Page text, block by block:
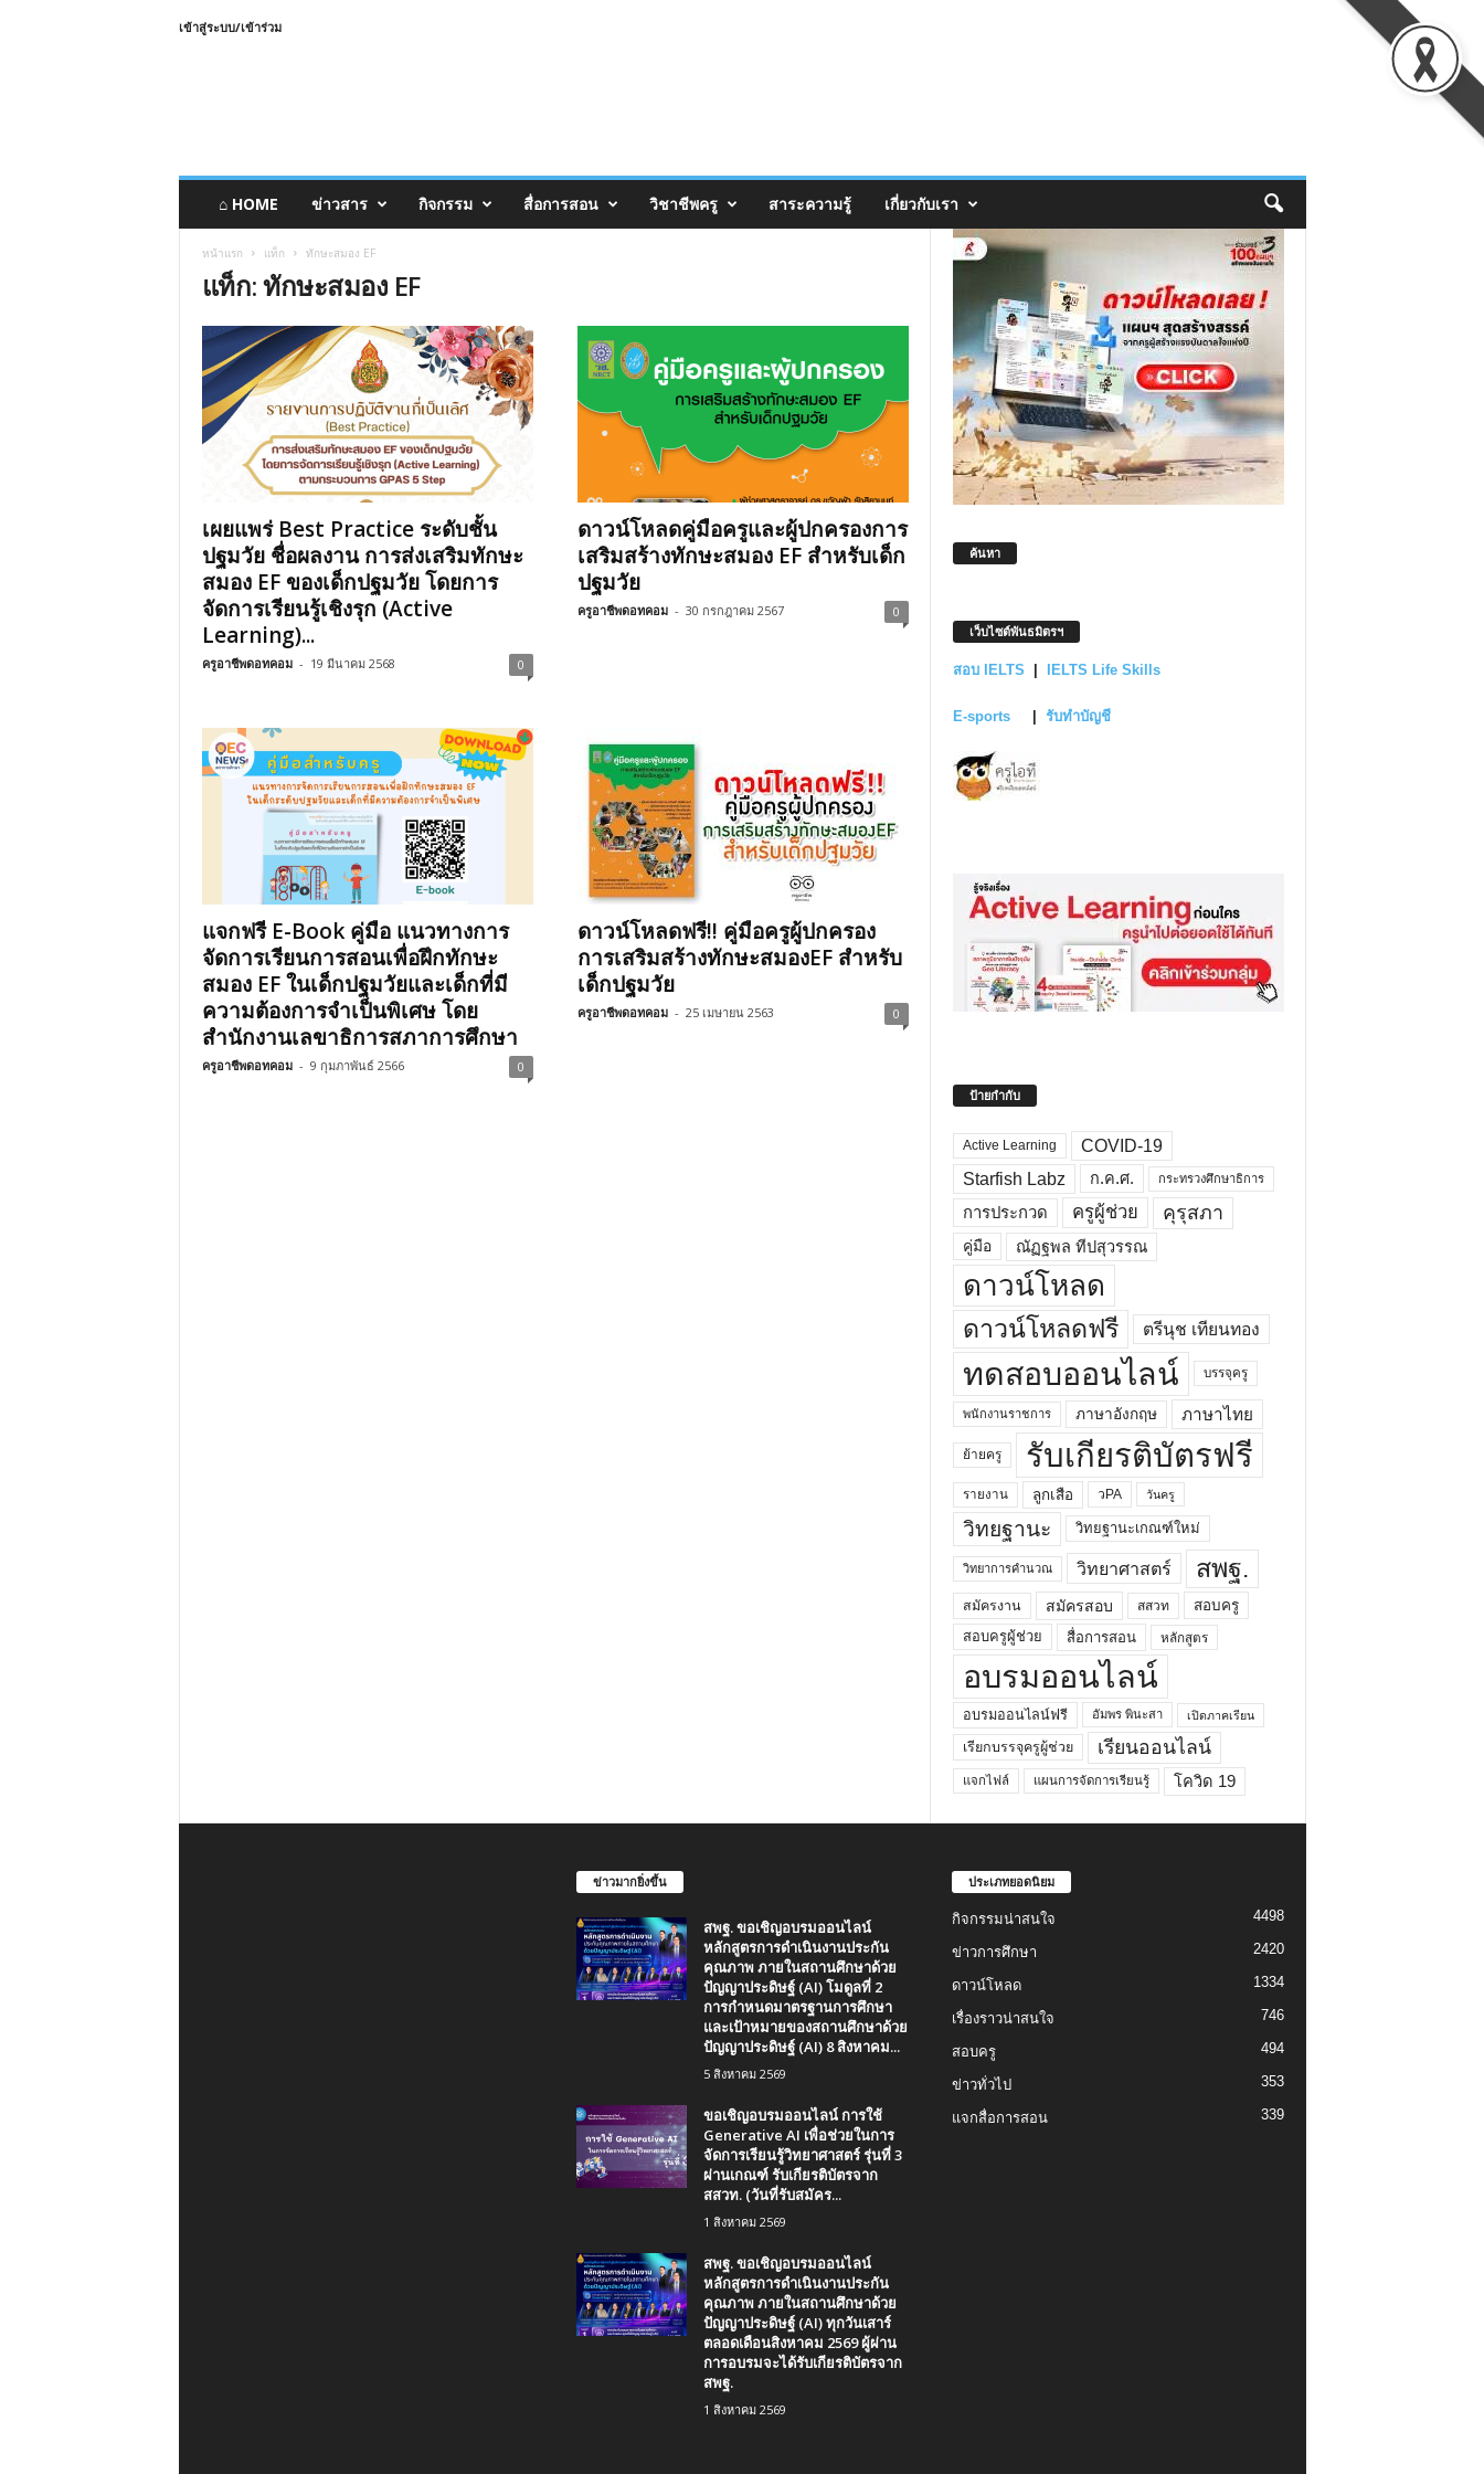
เข้าสู่ระบบ/เข้าร่วม
⌂ HOME ข่าวสาร กิจกรรม สื่อการสอน วิชาชีพครู สาระความรู้ เกี่ยวกับเรา
หน้าแรก แท็ก ทักษะสมอง EF
แท็ก: ทักษะสมอง EF
เผยแพร่ Best Practice ระดับชั้น
ปฐมวัย ชื่อผลงาน การส่งเสริมทักษะ
สมอง EF ของเด็กปฐมวัย โดยการ
จัดการเรียนรู้เชิงรุก (Active
Learning)...
ครูอาชีพดอทคอม - 19 มีนาคม 2568 0
ดาวน์โหลดคู่มือครูและผู้ปกครองการ
เสริมสร้างทักษะสมอง EF สำหรับเด็ก
ปฐมวัย
ครูอาชีพดอทคอม - 30 กรกฎาคม 2567 0
แจกฟรี E-Book คู่มือ แนวทางการ
จัดการเรียนการสอนเพื่อฝึกทักษะ
สมอง EF ในเด็กปฐมวัยและเด็กที่มี
ความต้องการจำเป็นพิเศษ โดย
สำนักงานเลขาธิการสภาการศึกษา
ครูอาชีพดอทคอม - 9 กุมภาพันธ์ 2566 0
ดาวน์โหลดฟรี!! คู่มือครูผู้ปกครอง
การเสริมสร้างทักษะสมองEF สำหรับ
เด็กปฐมวัย
ครูอาชีพดอทคอม - 25 เมษายน 2563 0
ค้นหา
เว็บไซต์พันธมิตรฯ
สอบ IELTS IELTS Life Skills
E-sports รับทำบัญชี
ป้ายกำกับ
Active Learning
COVID-19
Starfish Labz
ก.ค.ศ. กระทรวงศึกษาธิการ
การประกวด ครูผู้ช่วย คุรุสภา
คู่มือ ณัฏฐพล ทีปสุวรรณ
ดาวน์โหลด
ดาวน์โหลดฟรี ตรีนุช เทียนทอง
ทดสอบออนไลน์ บรรจุครู
พนักงานราชการ ภาษาอังกฤษ ภาษาไทย
ย้ายครู รับเกียรติบัตรฟรี
รายงาน ลูกเสือ วPA วันครู
วิทยฐานะ วิทยฐานะเกณฑ์ใหม่
วิทยาการคำนวณ วิทยาศาสตร์ สพฐ.
สมัครงาน สมัครสอบ สสวท
สอบครู
สอบครูผู้ช่วย
สื่อการสอน หลักสูตร
อบรมออนไลน์
อบรมออนไลน์ฟรี อัมพร พินะสา เปิดภาคเรียน
เรียกบรรจุครูผู้ช่วย เรียนออนไลน์
แจกไฟล์ แผนการจัดการเรียนรู้ โควิด 19
ข่าวมากยิ่งขึ้น
สพฐ. ขอเชิญอบรมออนไลน์
หลักสูตรการดำเนินงานประกัน
คุณภาพ ภายในสถานศึกษาด้วย
ปัญญาประดิษฐ์ (AI) โมดูลที่ 2
การกำหนดมาตรฐานการศึกษา
และเป้าหมายของสถานศึกษาด้วย
ปัญญาประดิษฐ์ (AI) 8 สิงหาคม...
5 สิงหาคม 2569
ขอเชิญอบรมออนไลน์ การใช้
Generative AI เพื่อช่วยในการ
จัดการเรียนรู้วิทยาศาสตร์ รุ่นที่ 3
ผ่านเกณฑ์ รับเกียรติบัตรจาก
สสวท. (วันที่รับสมัคร...
1 สิงหาคม 2569
สพฐ. ขอเชิญอบรมออนไลน์
หลักสูตรการดำเนินงานประกัน
คุณภาพ ภายในสถานศึกษาด้วย
ปัญญาประดิษฐ์ (AI) ทุกวันเสาร์
ตลอดเดือนสิงหาคม 2569 ผู้ผ่าน
การอบรมจะได้รับเกียรติบัตรจาก
สพฐ.
1 สิงหาคม 2569
ประเภทยอดนิยม
กิจกรรมน่าสนใจ 4498
ข่าวการศึกษา 2420
ดาวน์โหลด 1334
เรื่องราวน่าสนใจ 746
สอบครู 494
ข่าวทั่วไป 353
แจกสื่อการสอน 339